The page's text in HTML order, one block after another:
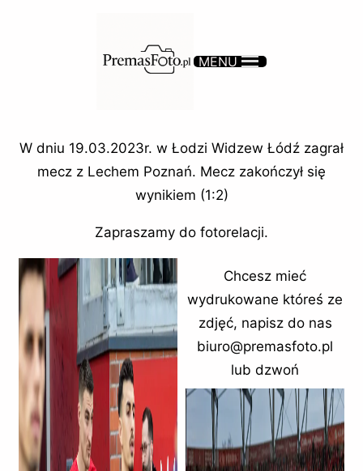
MENU
W dniu 19.03.2023r. w Łodzi Widzew Łódź zagrał
mecz z Lechem Poznań. Mecz zakończył się
wynikiem (1:2)
Zapraszamy do fotorelacji.
Chcesz mieć
wydrukowane któreś ze
zdjęć, napisz do nas
biuro@premasfoto.pl
lub dzwoń